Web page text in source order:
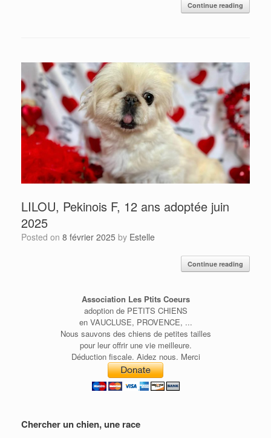
Continue reading
LILOU, Pekinois F, 12 ans adoptée juin
2025
Posted on 8 février 2025 by Estelle
Continue reading
Association Les Ptits Coeurs
adoption de PETITS CHIENS
en VAUCLUSE, PROVENCE, ...
Nous sauvons des chiens de petites tailles
pour leur offrir une vie meilleure.
Déduction fiscale. Aidez nous. Merci
Chercher un chien, une race